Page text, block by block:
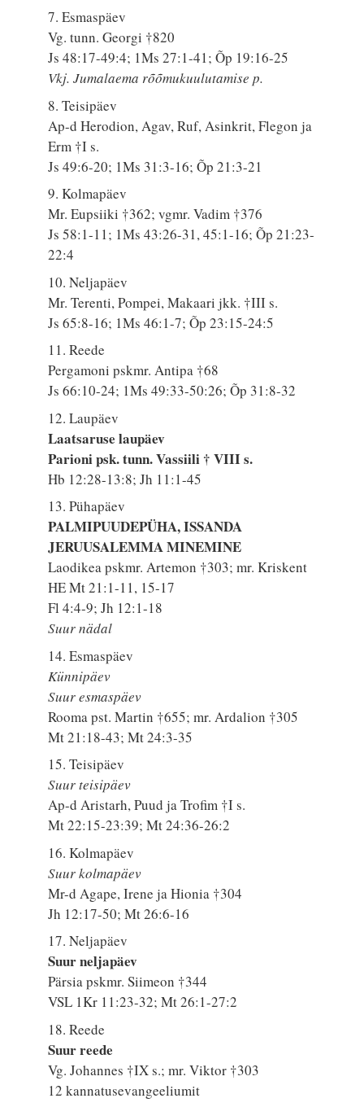
7. Esmaspäev
Vg. tunn. Georgi †820
Js 48:17-49:4; 1Ms 27:1-41; Õp 19:16-25
Vkj. Jumalaema rõõmukuulutamise p.
8. Teisipäev
Ap-d Herodion, Agav, Ruf, Asinkrit, Flegon ja
Erm †I s.
Js 49:6-20; 1Ms 31:3-16; Õp 21:3-21
9. Kolmapäev
Mr. Eupsiiki †362; vgmr. Vadim †376
Js 58:1-11; 1Ms 43:26-31, 45:1-16; Õp 21:23-
22:4
10. Neljapäev
Mr. Terenti, Pompei, Makaari jkk. †III s.
Js 65:8-16; 1Ms 46:1-7; Õp 23:15-24:5
11. Reede
Pergamoni pskmr. Antipa †68
Js 66:10-24; 1Ms 49:33-50:26; Õp 31:8-32
12. Laupäev
Laatsaruse laupäev
Parioni psk. tunn. Vassiili † VIII s.
Hb 12:28-13:8; Jh 11:1-45
13. Pühapäev
PALMIPUUDEPÜHA, ISSANDA
JERUUSALEMMA MINEMINE
Laodikea pskmr. Artemon †303; mr. Kriskent
HE Mt 21:1-11, 15-17
Fl 4:4-9; Jh 12:1-18
Suur nädal
14. Esmaspäev
Künnipäev
Suur esmaspäev
Rooma pst. Martin †655; mr. Ardalion †305
Mt 21:18-43; Mt 24:3-35
15. Teisipäev
Suur teisipäev
Ap-d Aristarh, Puud ja Trofim †I s.
Mt 22:15-23:39; Mt 24:36-26:2
16. Kolmapäev
Suur kolmapäev
Mr-d Agape, Irene ja Hionia †304
Jh 12:17-50; Mt 26:6-16
17. Neljapäev
Suur neljapäev
Pärsia pskmr. Siimeon †344
VSL 1Kr 11:23-32; Mt 26:1-27:2
18. Reede
Suur reede
Vg. Johannes †IX s.; mr. Viktor †303
12 kannatusevangeeliumit